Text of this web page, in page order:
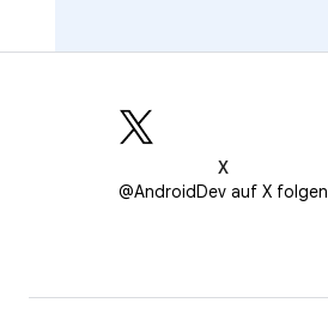
X
@AndroidDev auf X folgen